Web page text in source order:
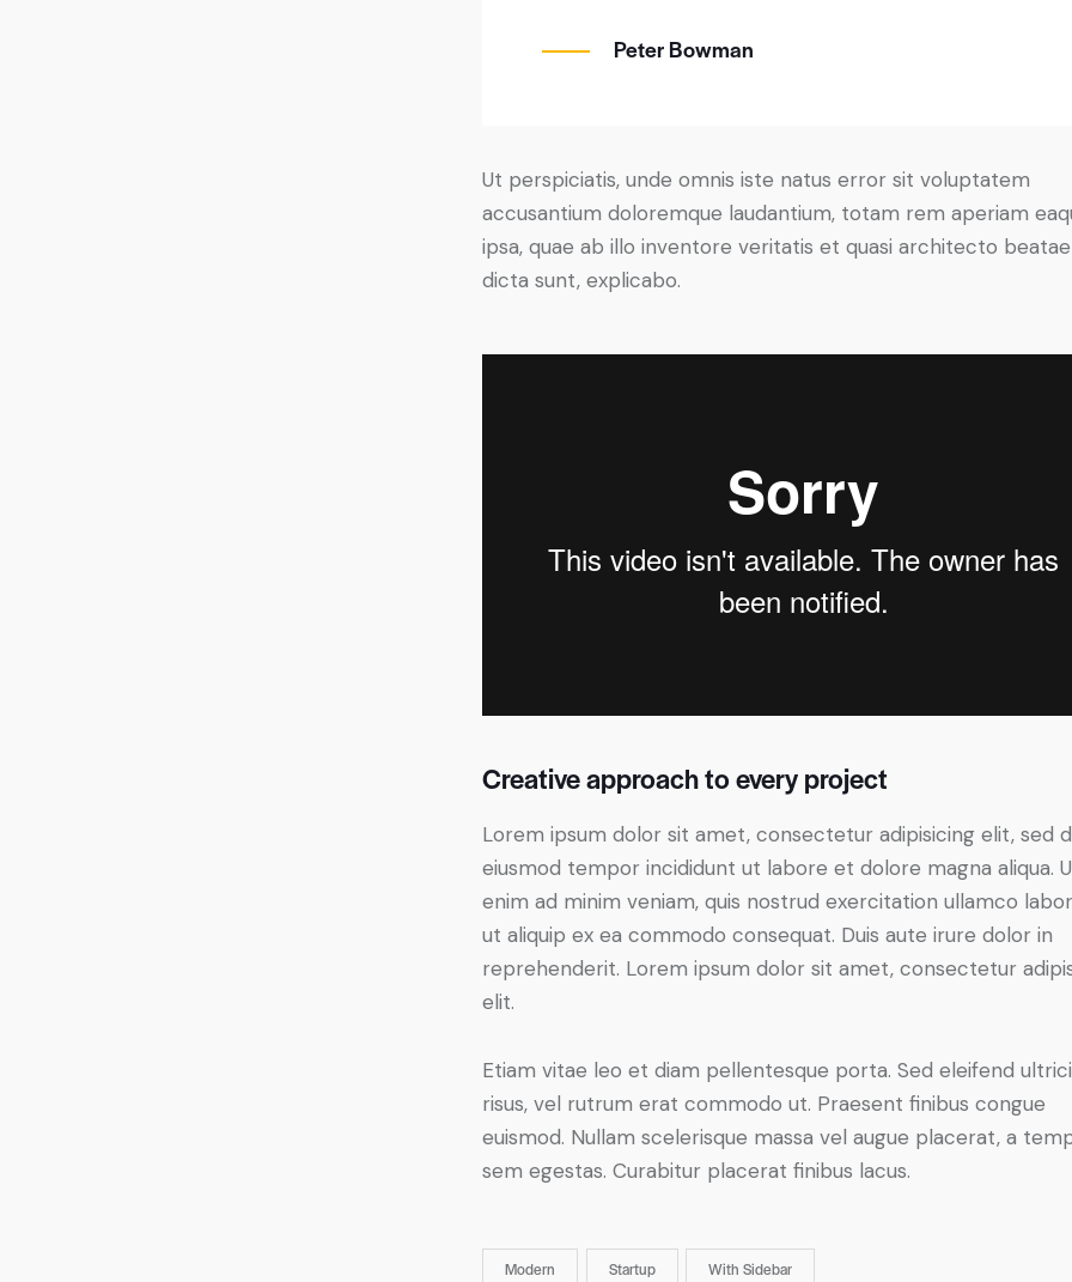
Peter Bowman
Ut perspiciatis, unde omnis iste natus error sit voluptatem
accusantium doloremque laudantium, totam rem aperiam
ipsa, quae ab illo inventore veritatis et quasi architecto
dicta sunt, explicabo.
Creative approach to every project
Lorem ipsum dolor sit amet, consectetur adipisicing elit, sed
eiusmod tempor incididunt ut labore et dolore magna aliqua.
enim ad minim veniam, quis nostrud exercitation ullamco
ut aliquip ex ea commodo consequat. Duis aute irure dolor in
reprehenderit. Lorem ipsum dolor sit amet, consectetur
elit.
Etiam vitae leo et diam pellentesque porta. Sed eleifend
risus, vel rutrum erat commodo ut. Praesent finibus congue
euismod. Nullam scelerisque massa vel augue placerat, a
sem egestas. Curabitur placerat finibus lacus.
Modern Startup With Sidebar